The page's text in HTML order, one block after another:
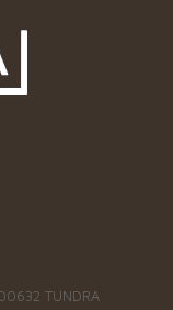
TUNDRA